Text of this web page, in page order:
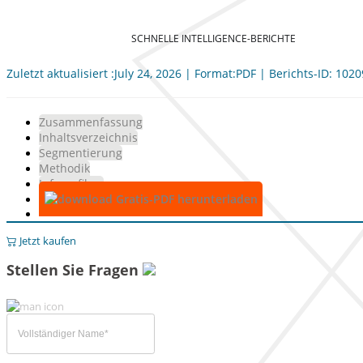
SCHNELLE INTELLIGENCE-BERICHTE
Zuletzt aktualisiert :July 24, 2026 | Format:PDF | Berichts-ID:
Zusammenfassung
Inhaltsverzeichnis
Segmentierung
Methodik
Infografiken
Gratis-PDF herunterladen
Jetzt kaufen
Stellen Sie Fragen